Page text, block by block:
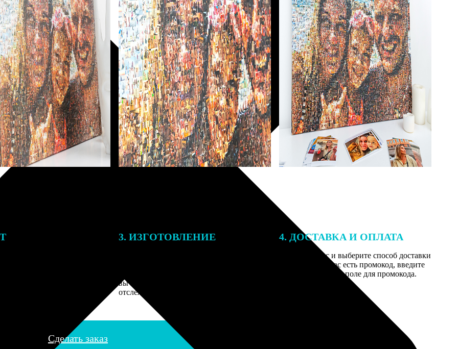
3. ИЗГОТОВЛЕНИЕ
вы получите письмо с трек-номером для
отслеживания.
4. ДОСТАВКА И ОПЛАТА
Введите адрес и выберите способ доставки
заказа. Если у вас есть промокод, введите
его в специальное поле для промокода.
Сделать заказ